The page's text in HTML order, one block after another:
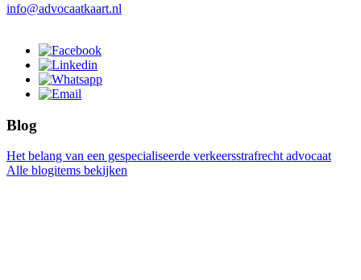
info@advocaatkaart.nl
Blog
Het belang van een gespecialiseerde verkeersstrafrecht advocaat
Alle blogitems bekijken